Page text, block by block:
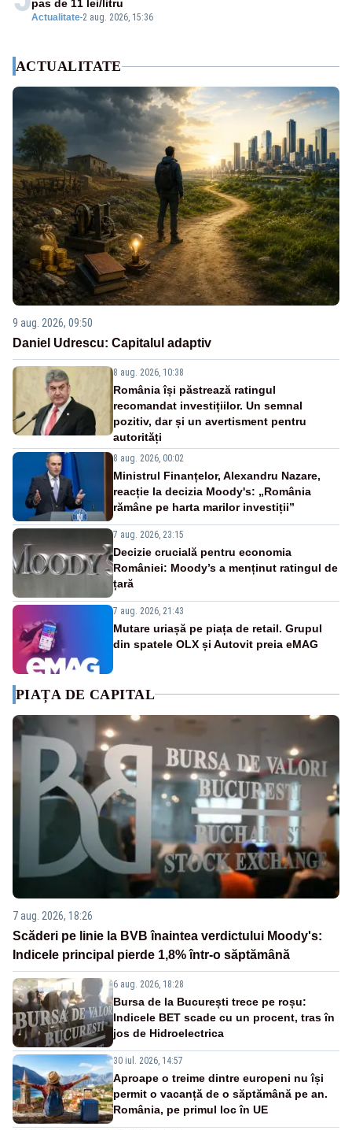
Actualitate-2 aug. 2026, 15:36
pas de 11 lei/litru
ACTUALITATE
9 aug. 2026, 09:50
Daniel Udrescu: Capitalul adaptiv
8 aug. 2026, 10:38
România își păstrează ratingul
recomandat investițiilor. Un semnal
pozitiv, dar și un avertisment pentru
autorități
8 aug. 2026, 00:02
Ministrul Finanțelor, Alexandru Nazare,
reacție la decizia Moody's: „România
rămâne pe harta marilor investiții”
7 aug. 2026, 23:15
Decizie crucială pentru economia
României: Moody’s a menținut ratingul de
țară
7 aug. 2026, 21:43
Mutare uriașă pe piața de retail. Grupul
din spatele OLX și Autovit preia eMAG
PIAȚA DE CAPITAL
7 aug. 2026, 18:26
Scăderi pe linie la BVB înaintea verdictului Moody's:
Indicele principal pierde 1,8% într-o săptămână
6 aug. 2026, 18:28
Bursa de la București trece pe roșu:
Indicele BET scade cu un procent, tras în
jos de Hidroelectrica
30 iul. 2026, 14:57
Aproape o treime dintre europeni nu își
permit o vacanță de o săptămână pe an.
România, pe primul loc în UE